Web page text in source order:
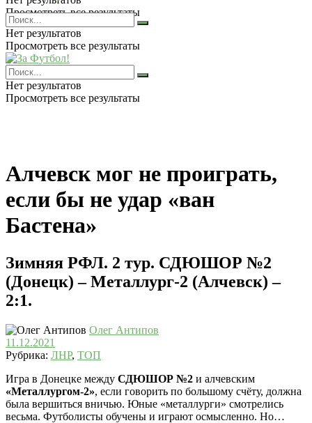
Просмотреть все результаты
Нет результатов
Просмотреть все результаты
Нет результатов
Просмотреть все результаты
Алчевск мог не проиграть,
если бы не удар «ван
Бастена»
Зимняя РФЛ. 2 тур. СДЮШОР №2
(Донецк) – Металлург-2 (Алчевск) –
2:1.
Олег Антипов
11.12.2021
Рубрика: ЛНР, ТОП
Игра в Донецке между СДЮШОР №2 и алчевским
«Металлургом-2», если говорить по большому счёту, должна
была вершиться вничью. Юные «металлурги» смотрелись
весьма. Футболисты обучены и играют осмысленно. Но…